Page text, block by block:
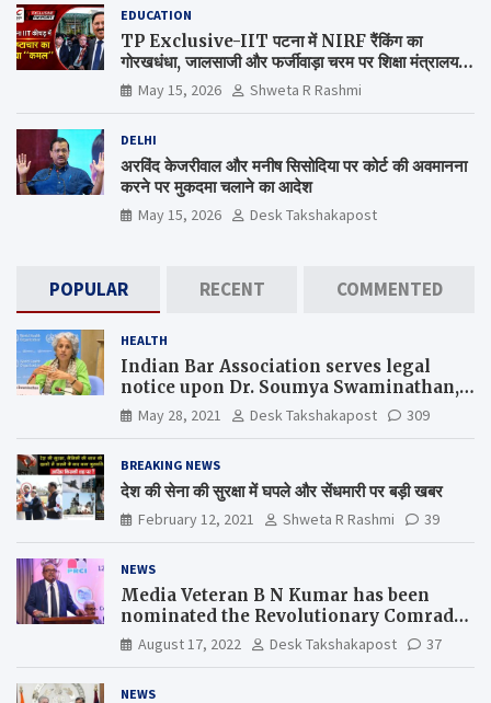
EDUCATION
TP Exclusive-IIT पटना में NIRF रैंकिंग का
गोरखधंधा, जालसाजी और फर्जीवाड़ा चरम पर शिक्षा मंत्रालय
कब जागेगा ?
May 15, 2026 Shweta R Rashmi
DELHI
अरविंद केजरीवाल और मनीष सिसोदिया पर कोर्ट की अवमानना
करने पर मुकदमा चलाने का आदेश
May 15, 2026 Desk Takshakapost
POPULAR RECENT COMMENTED
HEALTH
Indian Bar Association serves legal
notice upon Dr. Soumya Swaminathan,
the Chief Scientist, WHO
May 28, 2021 Desk Takshakapost 309
BREAKING NEWS
देश की सेना की सुरक्षा में घपले और सेंधमारी पर बड़ी खबर
February 12, 2021 Shweta R Rashmi 39
NEWS
Media Veteran B N Kumar has been
nominated the Revolutionary Comrade
Shiv Varma Media Award 2022-23
August 17, 2022 Desk Takshakapost 37
NEWS